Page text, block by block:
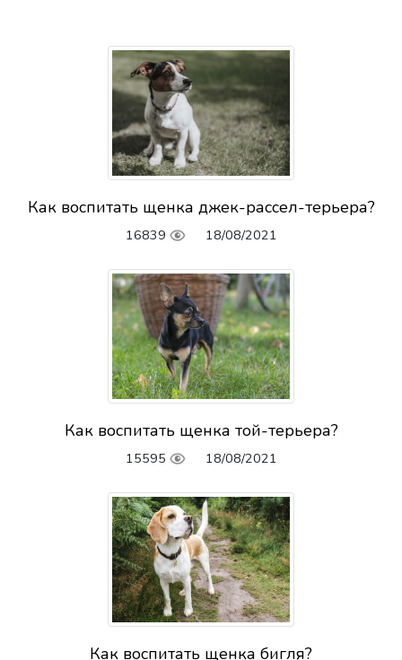
Как воспитать щенка джек-рассел-терьера?
16839 18/08/2021
Как воспитать щенка той-терьера?
15595 18/08/2021
Как воспитать щенка бигля?